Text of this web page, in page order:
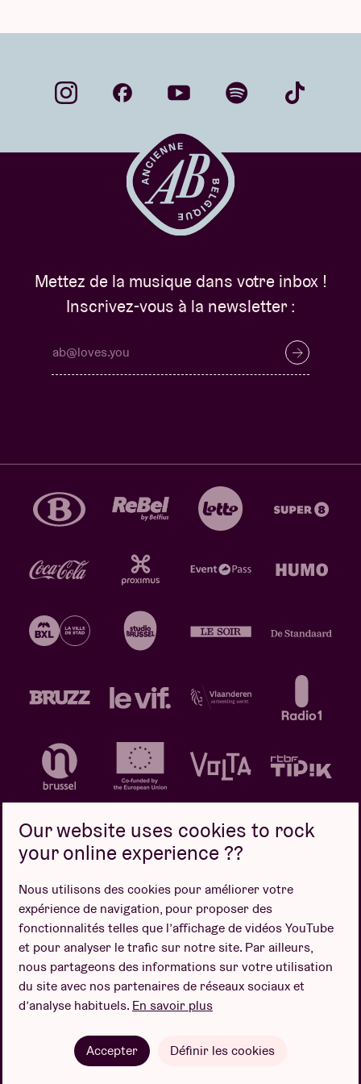
Mettez de la musique dans votre inbox !
Inscrivez-vous à la newsletter :
Politique de confidentialité
Politique de cookies
Conditions de vente
Design par
Our website uses cookies to rock
your online experience ??
Nous utilisons des cookies pour améliorer votre
expérience de navigation, pour proposer des
fonctionnalités telles que l’affichage de vidéos YouTube
et pour analyser le trafic sur notre site. Par ailleurs,
nous partageons des informations sur votre utilisation
du site avec nos partenaires de réseaux sociaux et
d’analyse habituels. En savoir plus
Accepter Définir les cookies